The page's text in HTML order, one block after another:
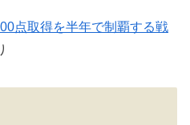
点取得を半年で制覇する戦